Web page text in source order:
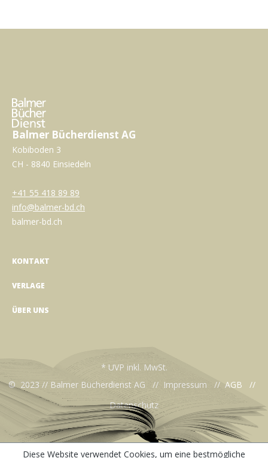
Balmer Bücherdienst AG
Kobiboden 3
CH - 8840 Einsiedeln
+41 55 418 89 89
info@balmer-bd.ch
balmer-bd.ch
KONTAKT
VERLAGE
ÜBER UNS
* UVP inkl. MwSt.
© 2023 // Balmer Bücherdienst AG // Impressum // AGB //
Datenschutz
Diese Website verwendet Cookies, um eine bestmögliche